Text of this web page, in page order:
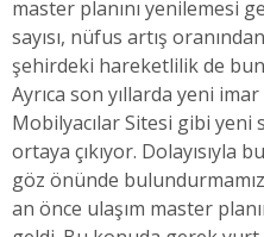
master planını yenilemesi
sayısı, nüfus artış
şehirdeki hareketlilik de
Ayrıca son yıllarda yeni
Mobilyacılar Sitesi gibi
ortaya çıkıyor. Dolayısıyla
göz önünde
an önce ulaşım master